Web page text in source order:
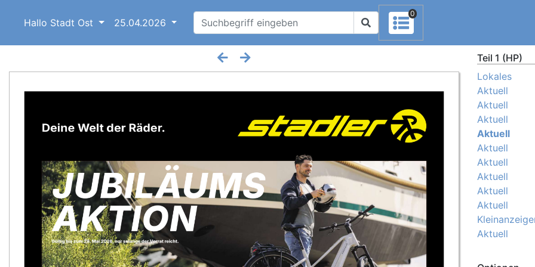
Hallo Stadt Ost 25.04.2026
0
Teil 1 (HP)
Lokales
Aktuell
Aktuell
Aktuell
Aktuell
Aktuell
Aktuell
Aktuell
Aktuell
Aktuell
Aktuell